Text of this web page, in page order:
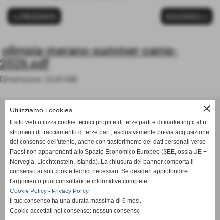
olimpia-merano-summer-camp-
2026.pdf
Dimensione: 24,45 MB
ASD OLIMPIA MERANO
Via Postgranz, 1- Merano (BZ)
Tel. +39 3802691640
info@asdolimpiamerano.it
Privacy Policy-Cookie Policy
totale visite
1235867
close
Utilizziamo i cookies
Il sito web utilizza cookie tecnici propri e di terze parti e di marketing o altri
strumenti di tracciamento di terze parti, esclusivamente previa acquisizione
del consenso dell'utente, anche con trasferimento dei dati personali verso
Paesi non appartenenti allo Spazio Economico Europeo (SEE, ossia UE +
Norvegia, Liechtenstein, Islanda). La chiusura del banner comporta il
consenso ai soli cookie tecnici necessari. Se desideri approfondire
l'argomento puoi consultare le informative complete.
Cookie Policy - Privacy Policy
Il tuo consenso ha una durata massima di 6 mesi.
Cookie accettati nel consenso: nessun consenso